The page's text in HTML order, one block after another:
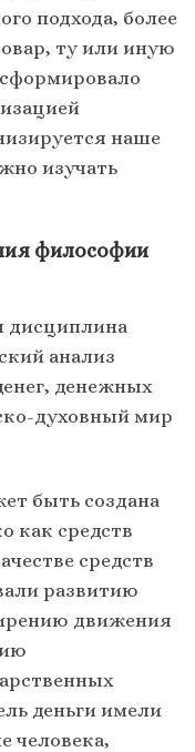
подхода, более
ту или иную
наше
изучать
философии
дисциплина
анализ
денежных
духовный мир
быть создана
как средств
средств
развитию
движения
деньги имели
человека,